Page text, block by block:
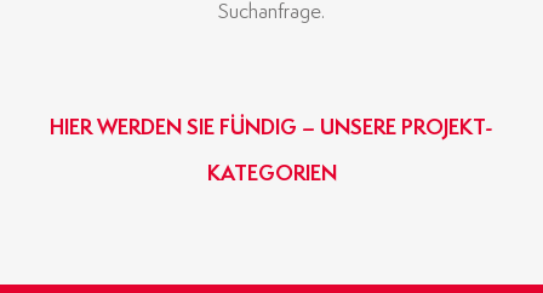
Suchanfrage.
HIER WERDEN SIE FÜNDIG – UNSERE PROJEKT-
KATEGORIEN